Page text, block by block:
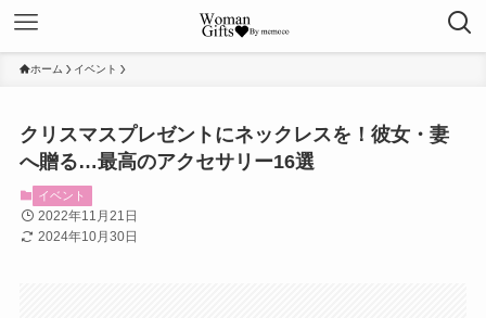
ホーム イベント
クリスマスプレゼントにネックレスを！彼女・妻
へ贈る…最高のアクセサリー16選
イベント
2022年11月21日
2024年10月30日